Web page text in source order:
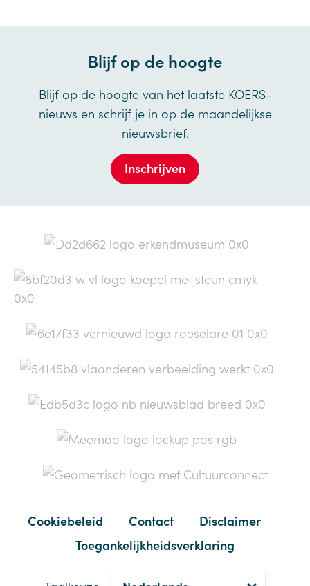
Blijf op de hoogte
Blijf op de hoogte van het laatste KOERS-
nieuws en schrijf je in op de maandelijkse
nieuwsbrief.
Inschrijven
Cookiebeleid Contact
Disclaimer
Toegankelijkheidsverklaring